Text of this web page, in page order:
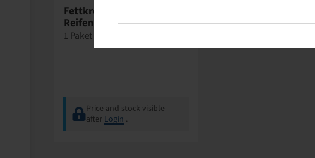
Fettkreide gelb /
Reifenmarker
1 Paket = 12 stück
Price and stock visible
after Login .